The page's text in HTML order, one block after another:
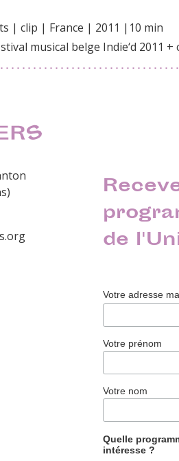
| clip | France | 2011 |10 min
musical belge Indie‘d 2011 +
de
Votre adresse
Votre prénom
Votre nom
Quelle
intéresse ?